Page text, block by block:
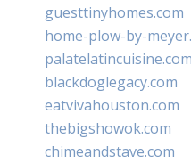
guesttinyhomes.com
home-plow-by-
palatelatincuisine.com
blackdoglegacy.com
eatvivahouston.com
thebigshowok.com
chimeandstave.com